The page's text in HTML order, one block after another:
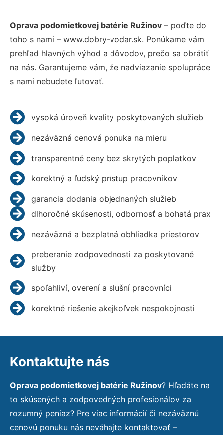
Oprava podomietkovej batérie Ružinov – poďte do
toho s nami – www.dobry-vodar.sk. Ponúkame vám
prehľad hlavných výhod a dôvodov, prečo sa obrátiť
na nás. Garantujeme vám, že nadviazanie spolupráce
s nami nebudete ľutovať.
vysoká úroveň kvality poskytovaných služieb
nezáväzná cenová ponuka na mieru
transparentné ceny bez skrytých poplatkov
korektný a ľudský prístup pracovníkov
garancia dodania objednaných služieb
dlhoročné skúsenosti, odbornosť a bohatá prax
nezáväzná a bezplatná obhliadka priestorov
preberanie zodpovednosti za poskytované
služby
spoľahliví, overení a slušní pracovníci
korektné riešenie akejkoľvek nespokojnosti
Kontaktujte nás
Oprava podomietkovej batérie Ružinov? Hľadáte na
to skúsených a zodpovedných profesionálov za
rozumný peniaz? Pre viac informácií či nezáväznú
cenovú ponuku nás neváhajte kontaktovať –